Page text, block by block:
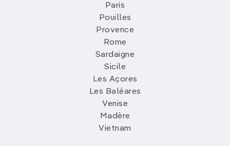
Paris
Pouilles
Provence
Rome
Sardaigne
Sicile
Les Açores
Les Baléares
Venise
Madère
Vietnam